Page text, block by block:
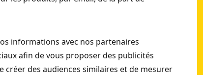
informations avec nos partenaires
afin de vous proposer des publicités
créer des audiences similaires et de mesurer